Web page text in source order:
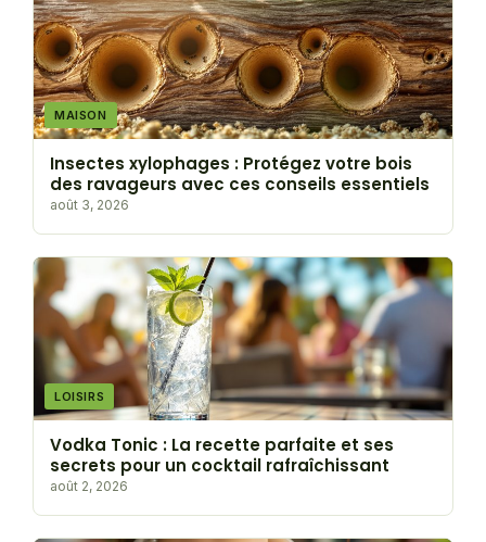
MAISON
Insectes xylophages : Protégez votre bois
des ravageurs avec ces conseils essentiels
août 3, 2026
LOISIRS
Vodka Tonic : La recette parfaite et ses
secrets pour un cocktail rafraîchissant
août 2, 2026